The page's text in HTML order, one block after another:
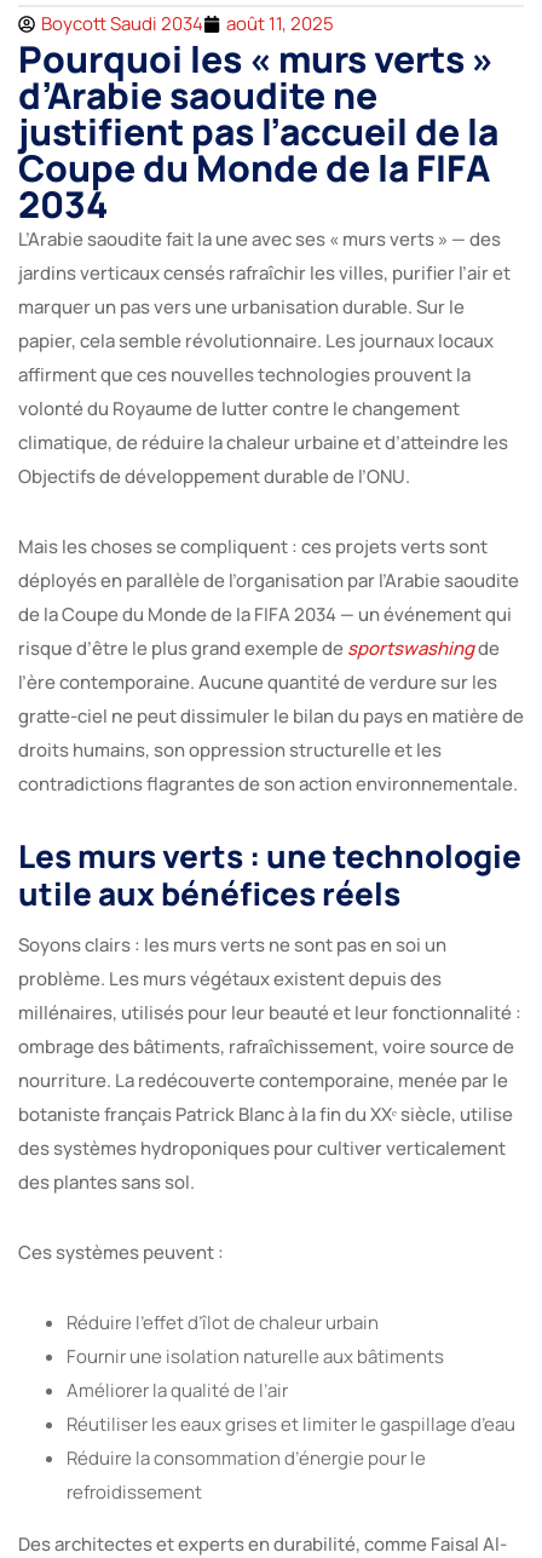
Boycott Saudi 2034 août 11, 2025
Pourquoi les « murs verts »
d’Arabie saoudite ne
justifient pas l’accueil de la
Coupe du Monde de la FIFA
2034
L’Arabie saoudite fait la une avec ses « murs verts » — des
jardins verticaux censés rafraîchir les villes, purifier l’air et
marquer un pas vers une urbanisation durable. Sur le
papier, cela semble révolutionnaire. Les journaux locaux
affirment que ces nouvelles technologies prouvent la
volonté du Royaume de lutter contre le changement
climatique, de réduire la chaleur urbaine et d’atteindre les
Objectifs de développement durable de l’ONU.
Mais les choses se compliquent : ces projets verts sont
déployés en parallèle de l’organisation par l’Arabie saoudite
de la Coupe du Monde de la FIFA 2034 — un événement qui
risque d’être le plus grand exemple desportswashingde
l’ère contemporaine. Aucune quantité de verdure sur les
gratte-ciel ne peut dissimuler le bilan du pays en matière de
droits humains, son oppression structurelle et les
contradictions flagrantes de son action environnementale.
Les murs verts : une technologie
utile aux bénéfices réels
Soyons clairs : les murs verts ne sont pas en soi un
problème. Les murs végétaux existent depuis des
millénaires, utilisés pour leur beauté et leur fonctionnalité :
ombrage des bâtiments, rafraîchissement, voire source de
nourriture. La redécouverte contemporaine, menée par le
botaniste français Patrick Blanc à la fin du XXᵉ siècle, utilise
des systèmes hydroponiques pour cultiver verticalement
des plantes sans sol.
Ces systèmes peuvent :
Réduire l’effet d’îlot de chaleur urbain
Fournir une isolation naturelle aux bâtiments
Améliorer la qualité de l’air
Réutiliser les eaux grises et limiter le gaspillage d’eau
Réduire la consommation d’énergie pour le
refroidissement
Des architectes et experts en durabilité, comme Faisal Al-